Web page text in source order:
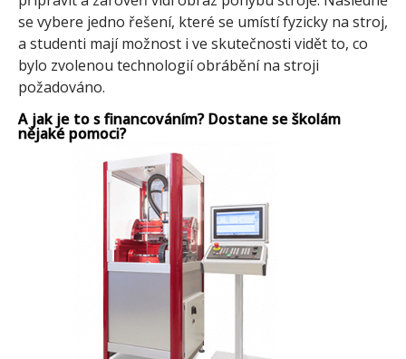
se vybere jedno řešení, které se umístí fyzicky na stroj,
a studenti mají možnost i ve skutečnosti vidět to, co
bylo zvolenou technologií obrábění na stroji
požadováno.
A jak je to s financováním? Dostane se školám
nějaké pomoci?